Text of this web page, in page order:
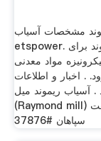
مشخصات آسیاب
etspower. آسیاب ریموند برای
مواد معدنی
. اخبار و اطلاعات
. آسیاب ریموند میل
(Raymond mill) سمات صنعت
سپاهان #37876